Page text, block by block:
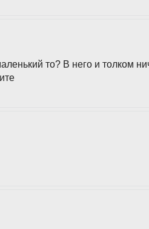
то? В него и толком